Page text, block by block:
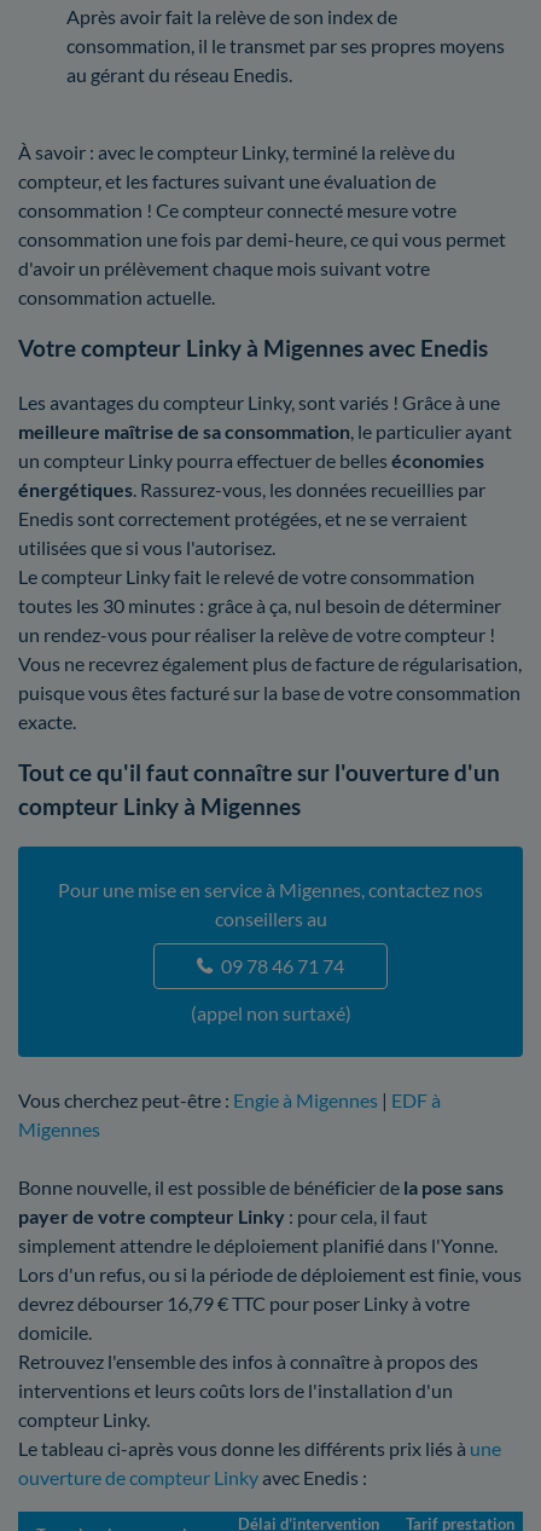
Après avoir fait la relève de son index de
consommation, il le transmet par ses propres moyens
au gérant du réseau Enedis.
À savoir : avec le compteur Linky, terminé la relève du
compteur, et les factures suivant une évaluation de
consommation ! Ce compteur connecté mesure votre
consommation une fois par demi-heure, ce qui vous permet
d'avoir un prélèvement chaque mois suivant votre
consommation actuelle.
Votre compteur Linky à Migennes avec Enedis
Les avantages du compteur Linky, sont variés ! Grâce à une
meilleure maîtrise de sa consommation , le particulier ayant
un compteur Linky pourra effectuer de belles économies
énergétiques . Rassurez-vous, les données recueillies par
Enedis sont correctement protégées, et ne se verraient
utilisées que si vous l'autorisez.
Le compteur Linky fait le relevé de votre consommation
toutes les 30 minutes : grâce à ça, nul besoin de déterminer
un rendez-vous pour réaliser la relève de votre compteur !
Vous ne recevrez également plus de facture de régularisation,
puisque vous êtes facturé sur la base de votre consommation
exacte.
Tout ce qu'il faut connaître sur l'ouverture d'un
compteur Linky à Migennes
Pour une mise en service à Migennes, contactez nos
conseillers au
09 78 46 71 74
(appel non surtaxé)
Vous cherchez peut-être : Engie à Migennes | EDF à
Migennes
Bonne nouvelle, il est possible de bénéficier de la pose sans
payer de votre compteur Linky : pour cela, il faut
simplement attendre le déploiement planifié dans l'Yonne.
Lors d'un refus, ou si la période de déploiement est finie, vous
devrez débourser 16,79 € TTC pour poser Linky à votre
domicile.
Retrouvez l'ensemble des infos à connaître à propos des
interventions et leurs coûts lors de l'installation d'un
compteur Linky.
Le tableau ci-après vous donne les différents prix liés à une
ouverture de compteur Linkyavec Enedis :
Délai d’intervention Tarif prestation